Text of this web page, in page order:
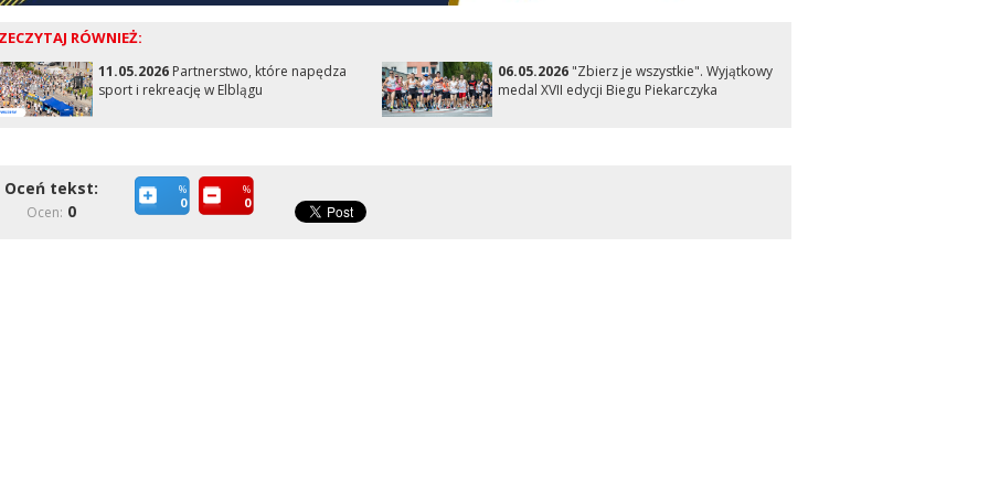
RÓWNIEŻ:
11.05.2026Partnerstwo, które napędza
sport i rekreację w Elblągu
06.05.2026"Zbierz je wszystkie". Wyjątkowy
medal XVII edycji Biegu Piekarczyka
Oceń tekst:
Ocen: 0
%
0
%
0